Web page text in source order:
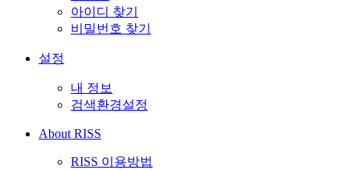
아이디 찾기
비밀번호 찾기
설정
내 정보
검색환경설정
About RISS
RISS 이용방법